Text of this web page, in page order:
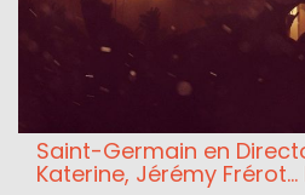
Saint-Germain en
Katerine, Jérémy